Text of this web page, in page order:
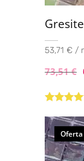
53,71 € /
73,51€
con4.00
de 5Oferta